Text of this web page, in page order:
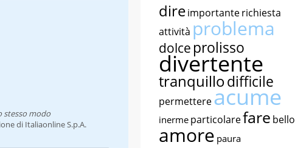
stesso modo
di Italiaonline S.p.A.
direimportanterichiesta
attività problema
dolce prolisso
divertente
tranquillodifficile
permettereacume
inerme particolarefare bello
amore paura